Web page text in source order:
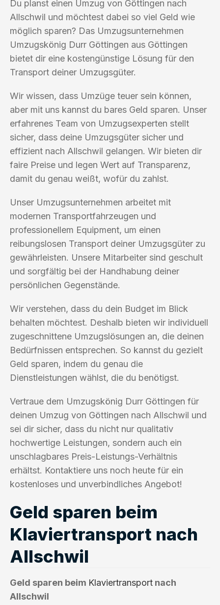
Du planst einen Umzug von Göttingen nach
Allschwil und möchtest dabei so viel Geld wie
möglich sparen? Das Umzugsunternehmen
Umzugskönig Durr Göttingen aus Göttingen
bietet dir eine kostengünstige Lösung für den
Transport deiner Umzugsgüter.
Wir wissen, dass Umzüge teuer sein können,
aber mit uns kannst du bares Geld sparen. Unser
erfahrenes Team von Umzugsexperten stellt
sicher, dass deine Umzugsgüter sicher und
effizient nach Allschwil gelangen. Wir bieten dir
faire Preise und legen Wert auf Transparenz,
damit du genau weißt, wofür du zahlst.
Unser Umzugsunternehmen arbeitet mit
modernen Transportfahrzeugen und
professionellem Equipment, um einen
reibungslosen Transport deiner Umzugsgüter zu
gewährleisten. Unsere Mitarbeiter sind geschult
und sorgfältig bei der Handhabung deiner
persönlichen Gegenstände.
Wir verstehen, dass du dein Budget im Blick
behalten möchtest. Deshalb bieten wir individuell
zugeschnittene Umzugslösungen an, die deinen
Bedürfnissen entsprechen. So kannst du gezielt
Geld sparen, indem du genau die
Dienstleistungen wählst, die du benötigst.
Vertraue dem Umzugskönig Durr Göttingen für
deinen Umzug von Göttingen nach Allschwil und
sei dir sicher, dass du nicht nur qualitativ
hochwertige Leistungen, sondern auch ein
unschlagbares Preis-Leistungs-Verhältnis
erhältst. Kontaktiere uns noch heute für ein
kostenloses und unverbindliches Angebot!
Geld sparen beim
Klaviertransport nach
Allschwil
Geld sparen beim Klaviertransport nach
Allschwil